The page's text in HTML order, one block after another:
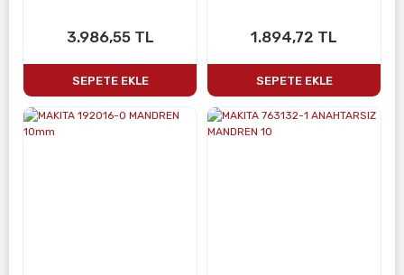
3.986,55 TL
SEPETE EKLE
1.894,72 TL
SEPETE EKLE